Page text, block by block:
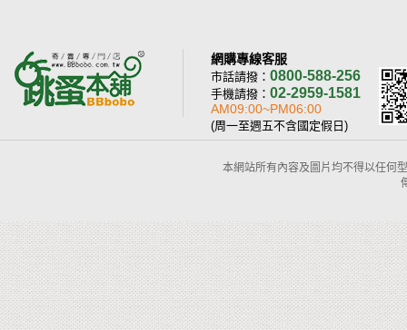
網購專線客服
市話請撥： 0800-588-256
手機請撥： 02-2959-1581
AM09:00~PM06:00
(周一至週五不含國定假日)
本網站所有內容及圖片均不得以任何